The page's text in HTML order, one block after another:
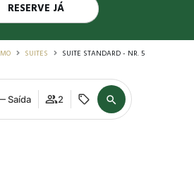
RESERVE JÁ
SUITES SUITE STANDARD - NR. 5
Saída 2